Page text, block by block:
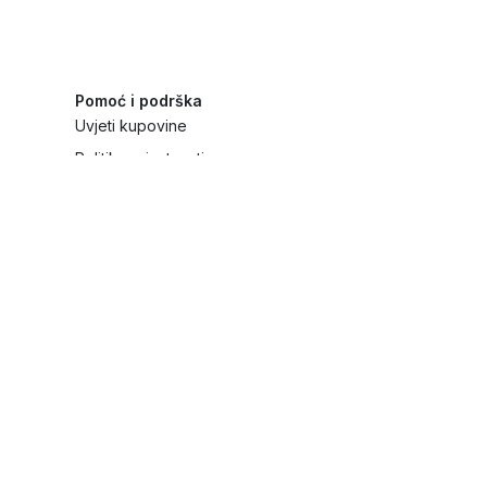
Pomoć i podrška
Uvjeti kupovine
Politika privatnosti